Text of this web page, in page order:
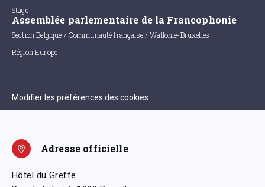
Stage
Assemblée parlementaire de la Francophonie
Section Belgique / Communauté française / Wallonie-Bruxelles
Région Europe
Modifier les préférences des cookies
Adresse officielle
Hôtel du Greffe